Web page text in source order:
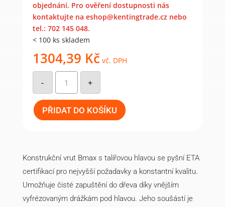
objednání. Pro ověření dostupnosti nás
kontaktujte na eshop@kentingtrade.cz nebo
tel.: 702 145 048.
< 100 ks skladem
1304,39 Kč vč. DPH
-
Galvinicky
pozinkovaný
konstrukční
vrut
Bmax
s
talířovou
hlavou
+
PŘIDAT DO KOŠÍKU
Konstrukční vrut Bmax s talířovou hlavou se pyšní ETA
certifikací pro nejvyšší požadavky a konstantní kvalitu.
Umožňuje čisté zapuštění do dřeva díky vnějším
vyfrézovaným drážkám pod hlavou. Jeho soušástí je